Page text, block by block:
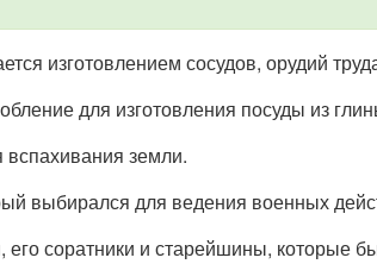
изготовлением сосудов, орудий
для изготовления посуды из
вспахивания земли.
выбирался для ведения военных
его соратники и старейшины,